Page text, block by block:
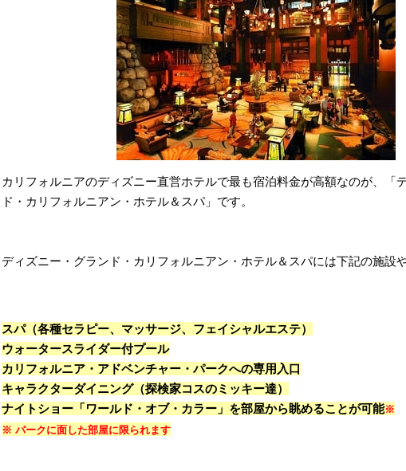
カリフォルニアのディズニー直営ホテルで最も宿泊料金が高額なのが、「
ド・カリフォルニアン・ホテル＆スパ」です。
ディズニー・グランド・カリフォルニアン・ホテル＆スパには下記の施設
スパ（各種セラピー、マッサージ、フェイシャルエステ）
ウォータースライダー付プール
カリフォルニア・アドベンチャー・パークへの専用入口
キャラクターダイニング（探検家コスのミッキー達）
ナイトショー「ワールド・オブ・カラー」を部屋から眺めることが可能※
※ パークに面した部屋に限られます